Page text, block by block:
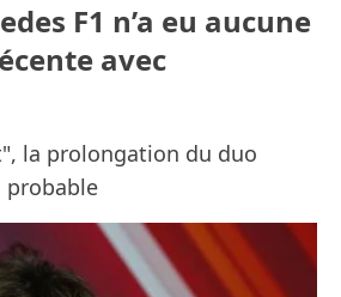
F1 n’a eu aucune
avec
la prolongation du duo
probable